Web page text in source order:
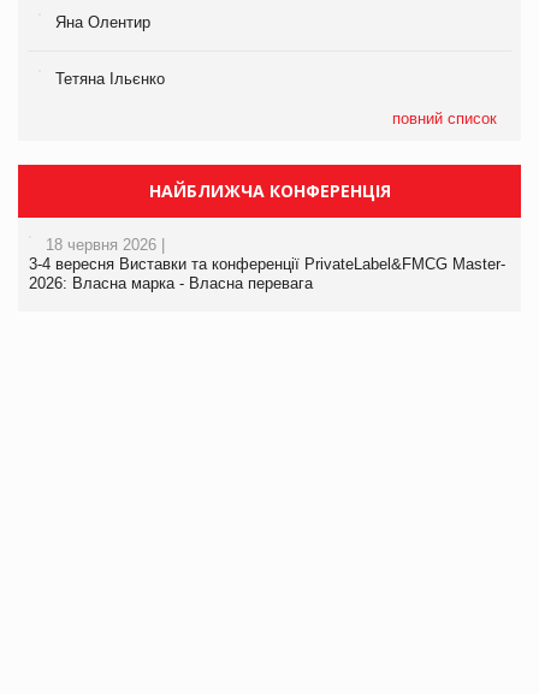
Яна Олентир
Тетяна Ільєнко
повний список
НАЙБЛИЖЧА КОНФЕРЕНЦІЯ
18 червня 2026 |
3-4 вересня Виставки та конференції PrivateLabel&FMCG Master-
2026: Власна марка - Власна перевага